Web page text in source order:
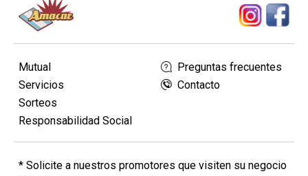
Mutual
Servicios
Sorteos
Responsabilidad Social
Preguntas frecuentes
Contacto
* Solicite a nuestros promotores que visiten su negocio